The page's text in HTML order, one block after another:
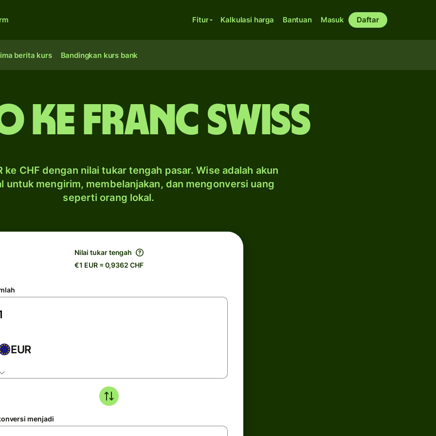
Fitur Kalkulasi harga Bantuan Masuk Daftar
berita kurs Bandingkan kurs bank
ke franc Swiss
ke CHF dengan nilai tukar tengah pasar. Wise adalah akun
untuk mengirim, membelanjakan, dan mengonversi uang
seperti orang lokal.
Nilai tukar tengah
€1 EUR = 0,9362 CHF
EUR
menjadi